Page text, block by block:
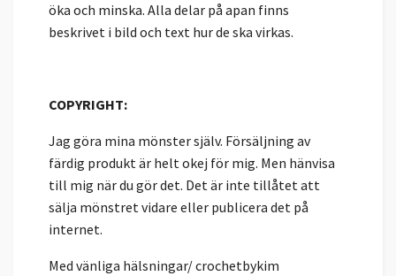
öka och minska. Alla delar på apan finns
beskrivet i bild och text hur de ska virkas.
COPYRIGHT:
Jag göra mina mönster själv. Försäljning av
färdig produkt är helt okej för mig. Men hänvisa
till mig när du gör det. Det är inte tillåtet att
sälja mönstret vidare eller publicera det på
internet.
Med vänliga hälsningar/ crochetbykim